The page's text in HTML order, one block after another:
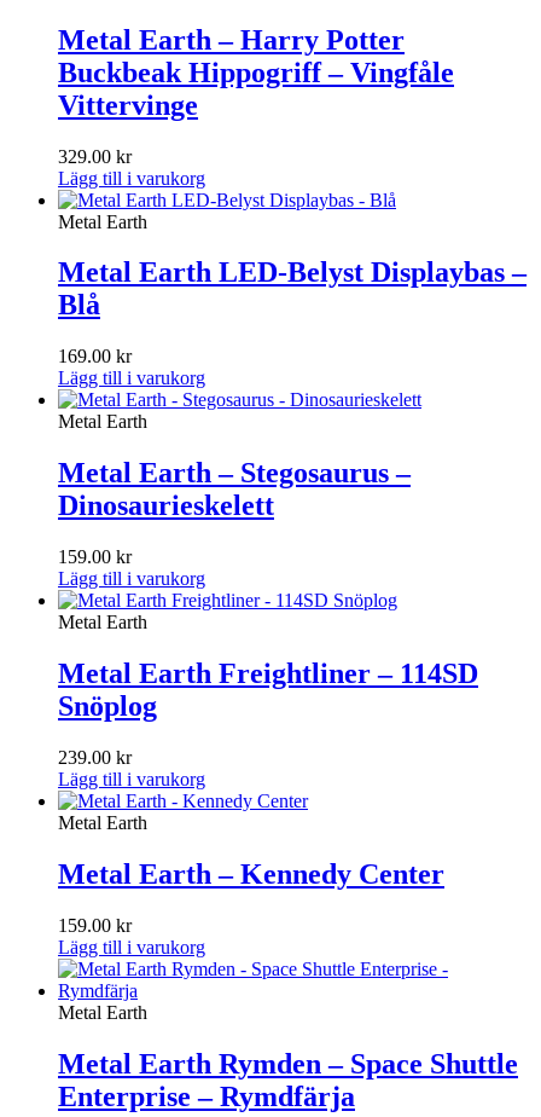
Metal Earth – Harry Potter
Buckbeak Hippogriff – Vingfåle
Vittervinge
329.00 kr
Lägg till i varukorg
Metal Earth
Metal Earth LED-Belyst Displaybas –
Blå
169.00 kr
Lägg till i varukorg
Metal Earth
Metal Earth – Stegosaurus –
Dinosaurieskelett
159.00 kr
Lägg till i varukorg
Metal Earth
Metal Earth Freightliner – 114SD
Snöplog
239.00 kr
Lägg till i varukorg
Metal Earth
Metal Earth – Kennedy Center
159.00 kr
Lägg till i varukorg
Metal Earth
Metal Earth Rymden – Space Shuttle
Enterprise – Rymdfärja